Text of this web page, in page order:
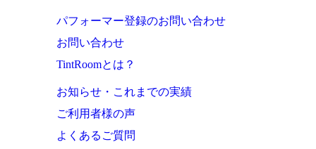
パフォーマー登録のお問い合わせ
お問い合わせ
TintRoomとは？
お知らせ・これまでの実績
ご利用者様の声
よくあるご質問